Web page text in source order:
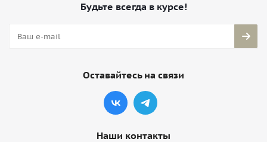
Будьте всегда в курсе!
Оставайтесь на связи
Наши контакты